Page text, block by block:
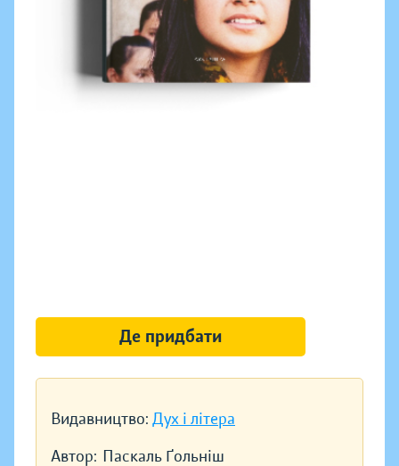
Видавництво: Дух і літера
Автор: Паскаль Ґольніш
Де придбати